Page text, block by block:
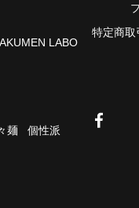
LABO
麺
個性派
特定商取